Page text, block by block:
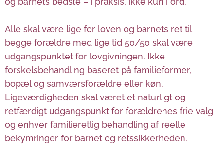
Alle skal være lige for loven og barnets ret til
begge forældre med lige tid 50/50 skal være
udgangspunktet for lovgivningen. Ikke
forskelsbehandling baseret på familieformer,
bopæl og samværsforældre eller køn.
Ligeværdigheden skal været et naturligt og
retfærdigt udgangspunkt for forældrenes frie valg
og enhver familieretlig behandling af reelle
bekymringer for barnet og retssikkerheden.